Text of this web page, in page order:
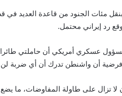
مئات الجنود من قاعدة العديد في
رد إيراني محتمل.
مسؤول عسكري أمريكي أن حاملتي
فرضية أن واشنطن تدرك أن أي ضربة لن
لا تزال على طاولة المفاوضات، ما